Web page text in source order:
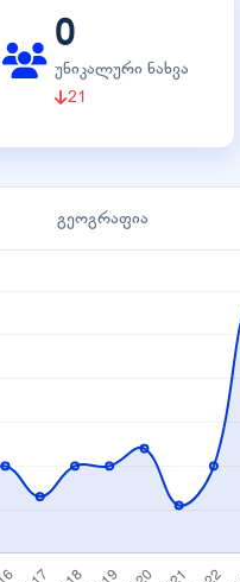
0
უნიკალური ნახვა
21
გეოგრაფია